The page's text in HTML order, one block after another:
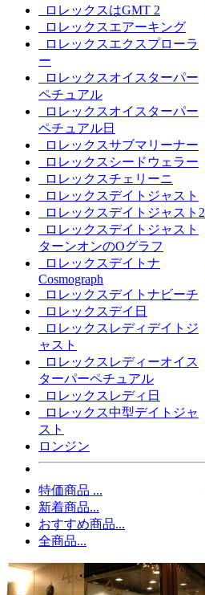
ロレックスはGMT 2
ロレックスエアーキング
ロレックスエクスプローラ
ー
ロレックスオイスターパー
ペチュアル
ロレックスオイスターパー
ペチュアル日
ロレックスサブマリーナー
ロレックスシードウェラー
ロレックスチェリーニ
ロレックスデイトジャスト
ロレックスデイトジャスト2
ロレックスデイトジャスト
ターンオンのOグラフ
ロレックスデイトナ
Cosmograph
ロレックスデイトナビーチ
ロレックスデイ日
ロレックスレディデイトジ
ャスト
ロレックスレディーオイス
ターパーペチュアル
ロレックスレディ日
ロレックス中型デイトジャ
スト
ロンジン
特価商品 ...
新着商品...
おすすめ商品...
全商品...